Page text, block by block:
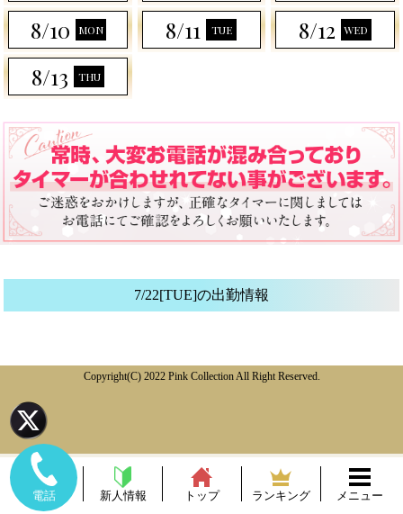
8/10 MON 8/11 TUE 8/12 WED
8/13 THU
7/22[TUE]の出勤情報
Copyright(C) 2022 Pink Collection All Right Reserved.
電話 新人情報 トップ ランキング メニュー